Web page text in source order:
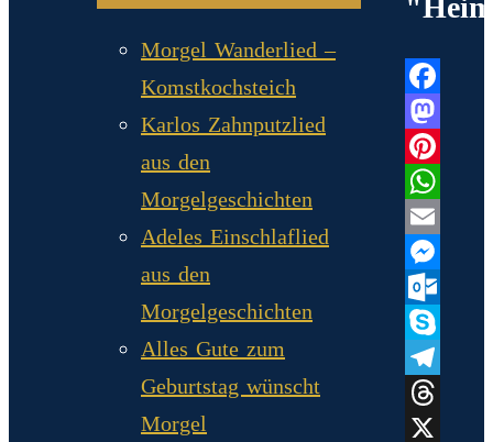
Facebook
Mastodon
Pinterest
Email
Skype
Telegram
Threads
Morgel Wanderlied –
Komstkochsteich
Karlos Zahnputzlied
aus den
Morgelgeschichten
Adeles Einschlaflied
aus den
Morgelgeschichten
Alles Gute zum
Geburtstag wünscht
Morgel